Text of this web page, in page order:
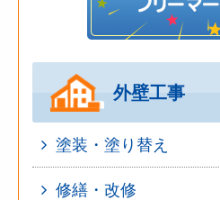
外壁工事
塗装・塗り替え
修繕・改修